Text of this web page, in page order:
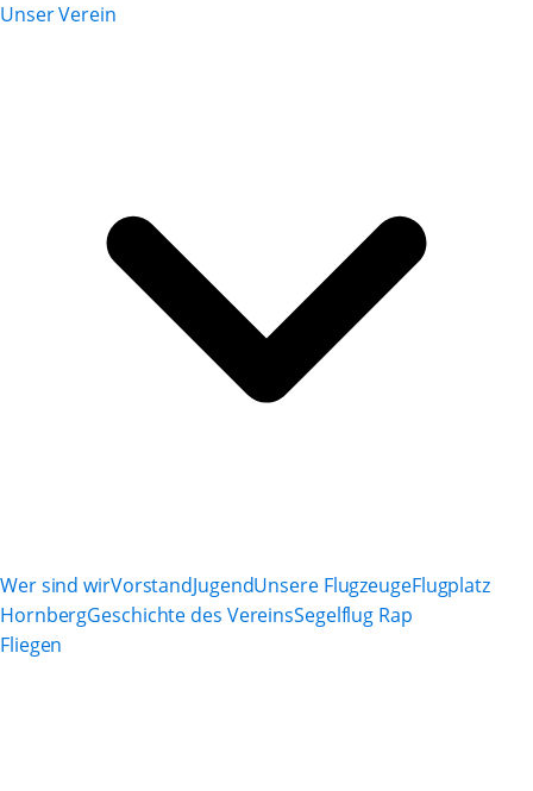
Unser Verein
Wer sind wirVorstandJugendUnsere FlugzeugeFlugplatz
HornbergGeschichte des VereinsSegelflug Rap
Fliegen